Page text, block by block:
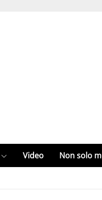
Video Non solo